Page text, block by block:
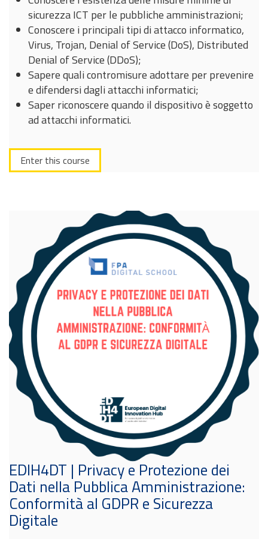
sicurezza ICT per le pubbliche amministrazioni;
Conoscere i principali tipi di attacco informatico,
Virus, Trojan, Denial of Service (DoS), Distributed
Denial of Service (DDoS);
Sapere quali contromisure adottare per prevenire
e difendersi dagli attacchi informatici;
Saper riconoscere quando il dispositivo è soggetto
ad attacchi informatici.
Enter this course
EDIH4DT | Privacy e Protezione dei
Dati nella Pubblica Amministrazione:
Conformità al GDPR e Sicurezza
Digitale